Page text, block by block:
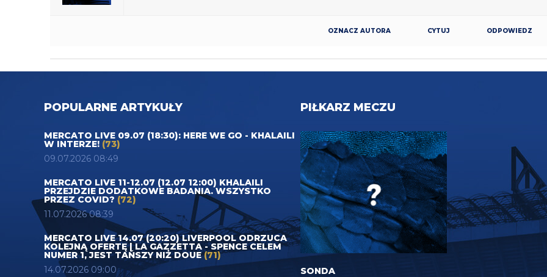
OZNACZ AUTORA CYTUJ ODPOWIEDZ
POPULARNE ARTYKUŁY
MERCATO LIVE 09.07 (18:30): HERE WE GO - KHALAILI
W INTERZE! (73)
09.07.2026 08:49
MERCATO LIVE 11-12.07 (12.07 12:00) KHALAILI
PRZEJDZIE DODATKOWE BADANIA. WSZYSTKO
PRZEZ COVID? (72)
11.07.2026 08:39
MERCATO LIVE 14.07 (20:20) LIVERPOOL ODRZUCA
KOLEJNĄ OFERTĘ | LA GAZZETTA - SPENCE CELEM
NUMER 1, JEST TAŃSZY NIŻ DOUE(71)
14.07.2026 09:00
PIŁKARZ MECZU
SONDA